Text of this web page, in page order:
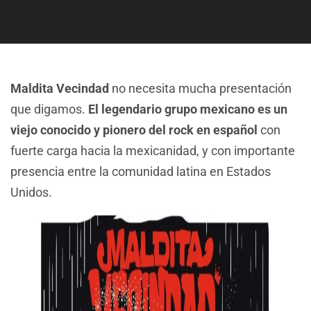
Maldita Vecindad no necesita mucha presentación
que digamos. El legendario grupo mexicano es un
viejo conocido y pionero del rock en español con
fuerte carga hacia la mexicanidad, y con importante
presencia entre la comunidad latina en Estados
Unidos.